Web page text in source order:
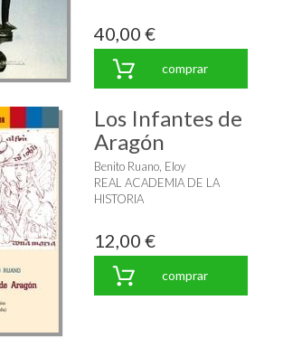
40,00 €
comprar
Los Infantes de
Aragón
Benito Ruano, Eloy
REAL ACADEMIA DE LA
HISTORIA
12,00 €
comprar